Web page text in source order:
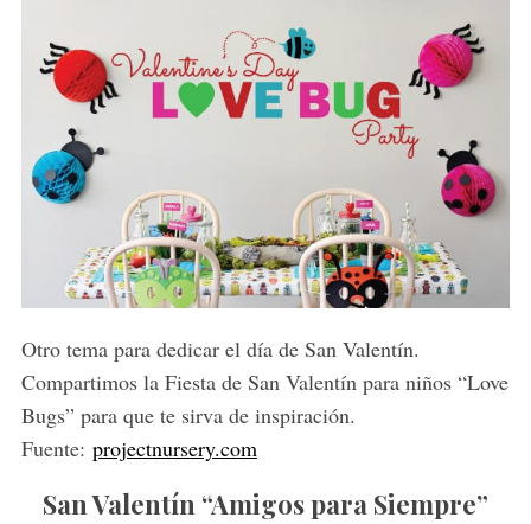
Otro tema para dedicar el día de San Valentín.
Compartimos la Fiesta de San Valentín para niños “Love
Bugs” para que te sirva de inspiración.
Fuente: projectnursery.com
San Valentín “Amigos para Siempre”
S
e
a
c
h
f
: